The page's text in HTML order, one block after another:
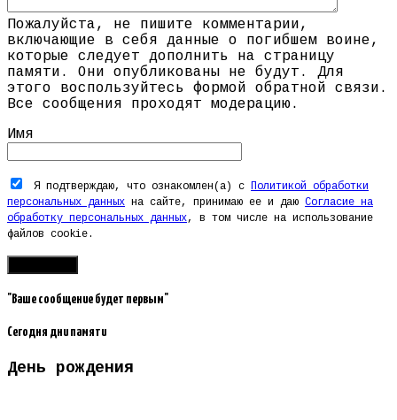
Пожалуйста, не пишите комментарии,
включающие в себя данные о погибшем воине,
которые следует дополнить на страницу
памяти. Они опубликованы не будут. Для
этого воспользуйтесь формой обратной связи.
Все сообщения проходят модерацию.
Имя
Я подтверждаю, что ознакомлен(а) с
Политикой обработки
персональных данных на сайте, принимаю ее и даю Согласие на
обработку персональных данных, в том числе на использование
файлов cookie.
"Ваше сообщение будет первым"
Сегодня дни памяти
День рождения